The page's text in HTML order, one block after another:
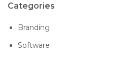
Categories
Branding
Software